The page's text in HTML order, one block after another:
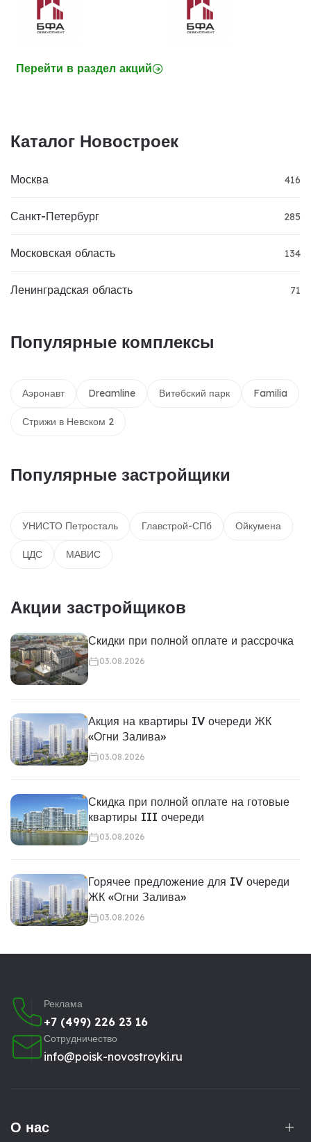
Перейти в раздел акций
Каталог Новостроек
Москва 416
Санкт-Петербург 285
Московская область 134
Ленинградская область 71
Популярные комплексы
Аэронавт Dreamline Витебский парк Familia
Стрижи в Невском 2
Популярные застройщики
УНИСТО Петросталь Главстрой-СПб Ойкумена
ЦДС МАВИС
Акции застройщиков
Скидки при полной оплате и рассрочка
03.08.2026
Акция на квартиры IV очереди ЖК
«Огни Залива»
03.08.2026
Скидка при полной оплате на готовые
квартиры III очереди
03.08.2026
Горячее предложение для IV очереди
ЖК «Огни Залива»
03.08.2026
Реклама
+7 (499) 226 23 16
Сотрудничество
info@poisk-novostroyki.ru
О нас